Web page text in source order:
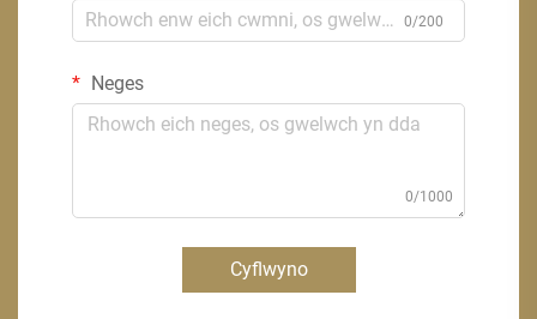
0/200
Neges
0/1000
Cyflwyno